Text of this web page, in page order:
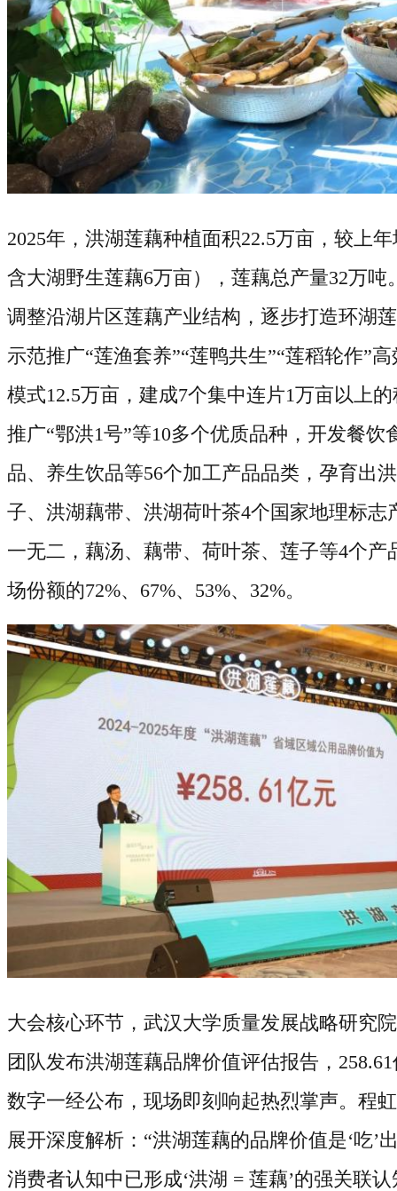
2025年，洪湖莲藕种植面积22.5万亩，较上
含大湖野生莲藕6万亩），莲藕总产量32万吨
调整沿湖片区莲藕产业结构，逐步打造环湖
示范推广“莲渔套养”“莲鸭共生”“莲稻轮作”
模式12.5万亩，建成7个集中连片1万亩以上
推广“鄂洪1号”等10多个优质品种，开发餐饮
品、养生饮品等56个加工产品品类，孕育出
子、洪湖藕带、洪湖荷叶茶4个国家地理标志
一无二，藕汤、藕带、荷叶茶、莲子等4个产
场份额的72%、 67%、 53%、 32%。
大会核心环节，武汉大学质量发展战略研究
团队发布洪湖莲藕品牌价值评估报告， 258.61
数字一经公布，现场即刻响起热烈掌声。程
展开深度解析： “洪湖莲藕的品牌价值是‘吃’
消费者认知中已形成‘洪湖 = 莲藕’的强关联